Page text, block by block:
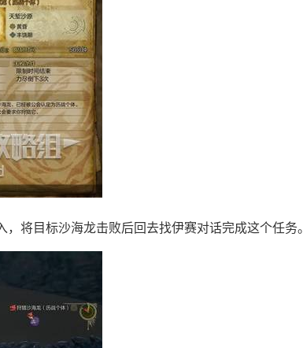
将目标沙海龙击败后回去找伊赛对话完成这个任务。